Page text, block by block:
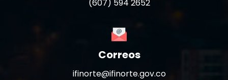
(607) 594 2652
Correos
ifinorte@ifinorte.gov.co